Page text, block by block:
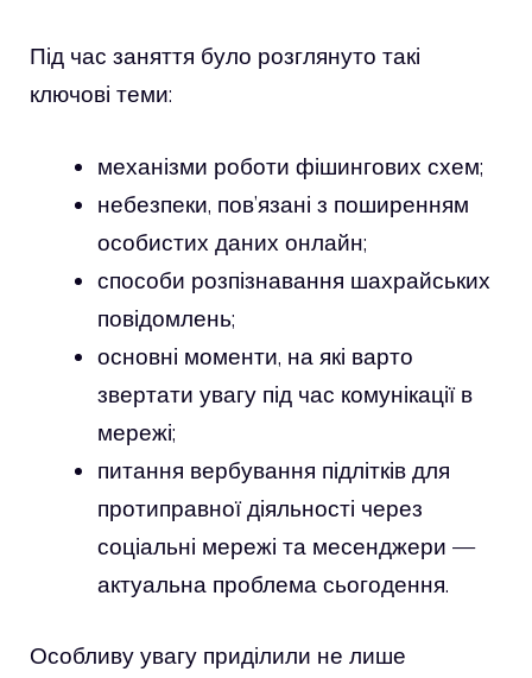
Під час заняття було розглянуто такі
ключові теми:
механізми роботи фішингових схем;
небезпеки, пов’язані з поширенням
особистих даних онлайн;
способи розпізнавання шахрайських
повідомлень;
основні моменти, на які варто
звертати увагу під час комунікації в
мережі;
питання вербування підлітків для
протиправної діяльності через
соціальні мережі та месенджери —
актуальна проблема сьогодення.
Особливу увагу приділили не лише